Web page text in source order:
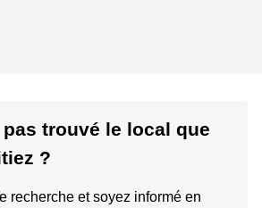
trouvé le local que
?
recherche et soyez informé en